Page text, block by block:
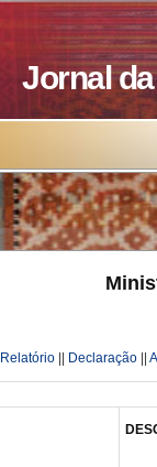
Jornal
Relatório || Declaração ||